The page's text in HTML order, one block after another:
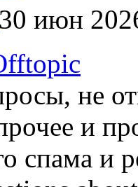
30 июн
не
и
спама и